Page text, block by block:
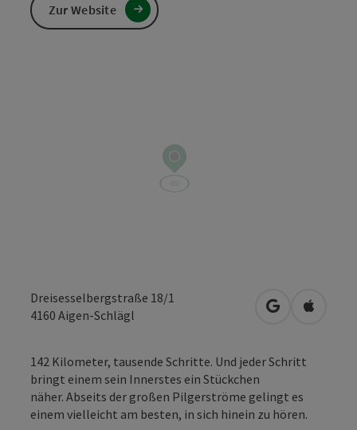
Dreisesselbergstraße 18/1
4160 Aigen-Schlägl in Google
in
142 Kilometer, tausende Schritte. Und jeder Schritt
bringt einem sein Innerstes ein Stückchen
näher. Abseits der großen Pilgerströme gelingt es
einem vielleicht am besten, in sich hinein zu hören.
Zur Website